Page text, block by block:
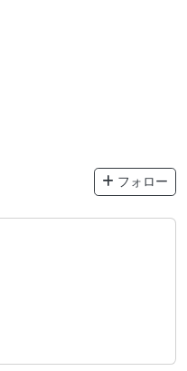
フォロー